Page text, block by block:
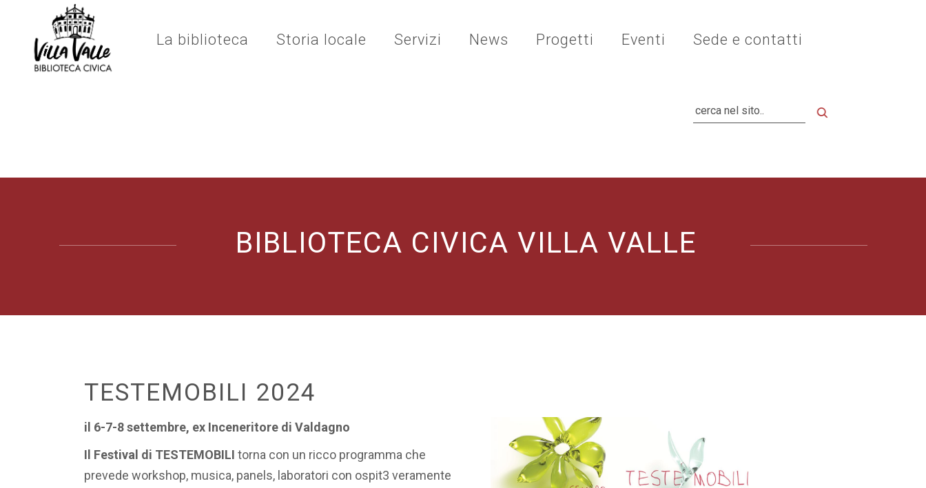
La biblioteca Storia locale Servizi News Progetti Eventi Sede e contatti
BIBLIOTECA CIVICA VILLA VALLE
TESTEMOBILI 2024
il 6-7-8 settembre, ex Inceneritore di Valdagno
Il Festival di TESTEMOBILI torna con un ricco programma che
prevede workshop, musica, panels, laboratori con ospit3 veramente